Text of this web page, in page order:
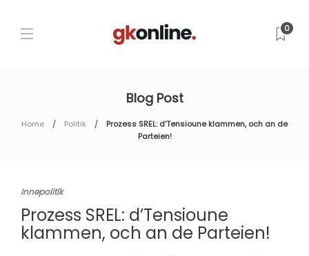
0
Blog Post
Home Politik
Prozess SREL: d’Tensioune klammen, och an de
Parteien!
Innepolitik
Prozess SREL: d’Tensioune
klammen, och an de Parteien!